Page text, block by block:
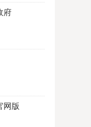
府
网版